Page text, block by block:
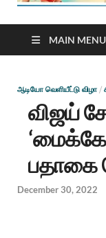
MAIN MENU
ஆடியோ வெளியீட்டு விழா /
விஜய்
பதாகை
December 30, 2022